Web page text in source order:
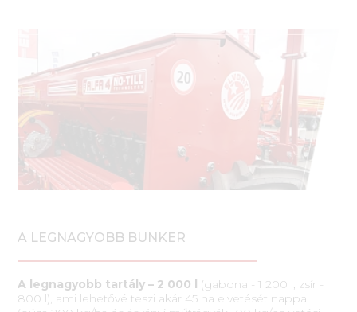
A LEGNAGYOBB BUNKER
A legnagyobb tartály – 2 000 l (gabona - 1 200 l, zsír -
800 l), ami lehetővé teszi akár 45 ha elvetését nappal